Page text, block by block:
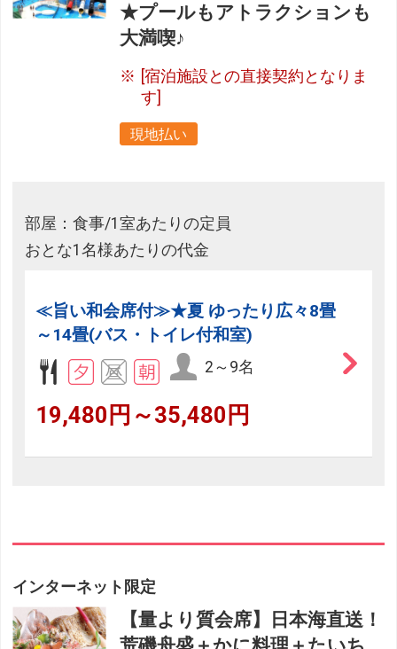
★プールもアトラクションも
大満喫♪
[宿泊施設との直接契約となりま
す]
現地払い
部屋：食事/1室あたりの定員
おとな1名様あたりの代金
≪旨い和会席付≫★夏 ゆったり広々8畳
～14畳(バス・トイレ付和室)
2～9名
19,480円～35,480円
インターネット限定
【量より質会席】日本海直送！